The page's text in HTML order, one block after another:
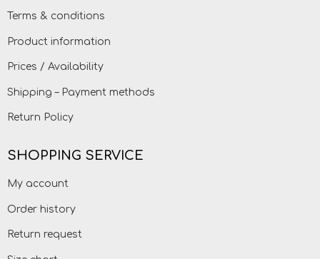
Terms & conditions
Product information
Prices / Availability
Shipping – Payment methods
Return Policy
SHOPPING SERVICE
My account
Order history
Return request